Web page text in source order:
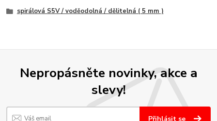
spirálová S5V / voděodolná / dělitelná ( 5 mm )
Nepropásněte novinky, akce a
slevy!
Přihlásit se